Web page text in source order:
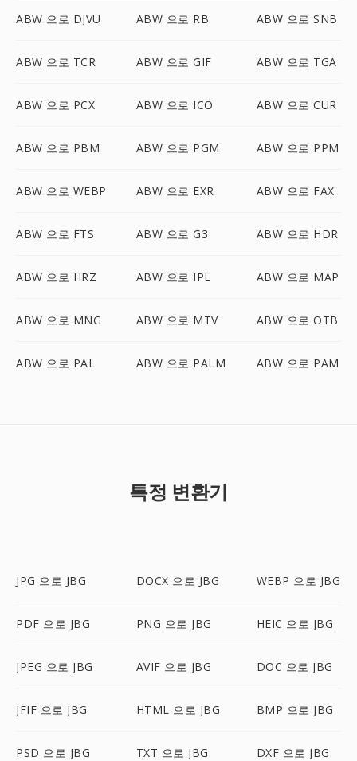
ABW 으로 DJVU ABW 으로 RB ABW 으로 SNB
ABW 으로 TCR ABW 으로 GIF ABW 으로 TGA
ABW 으로 PCX ABW 으로 ICO ABW 으로 CUR
ABW 으로 PBM ABW 으로 PGM ABW 으로 PPM
ABW 으로 WEBP ABW 으로 EXR ABW 으로 FAX
ABW 으로 FTS ABW 으로 G3 ABW 으로 HDR
ABW 으로 HRZ ABW 으로 IPL ABW 으로 MAP
ABW 으로 MNG ABW 으로 MTV ABW 으로 OTB
ABW 으로 PAL ABW 으로 PALM ABW 으로 PAM
특정 변환기
JPG 으로 JBG DOCX 으로 JBG WEBP 으로 JBG
PDF 으로 JBG PNG 으로 JBG HEIC 으로 JBG
JPEG 으로 JBG AVIF 으로 JBG DOC 으로 JBG
JFIF 으로 JBG HTML 으로 JBG BMP 으로 JBG
PSD 으로 JBG TXT 으로 JBG DXF 으로 JBG